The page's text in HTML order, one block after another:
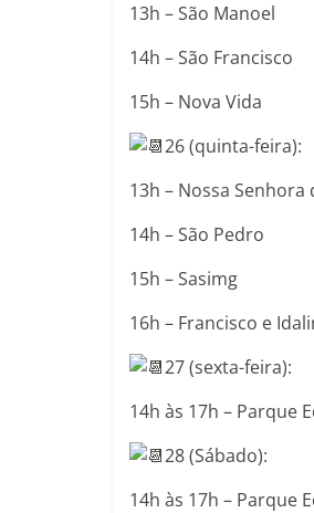
13h – São Manoel
14h – São Francisco
15h – Nova Vida
26 (quinta-feira):
13h – Nossa Senhora
14h – São Pedro
15h – Sasimg
16h – Francisco e
27 (sexta-feira):
14h às 17h – Parque
28 (Sábado):
14h às 17h – Parque